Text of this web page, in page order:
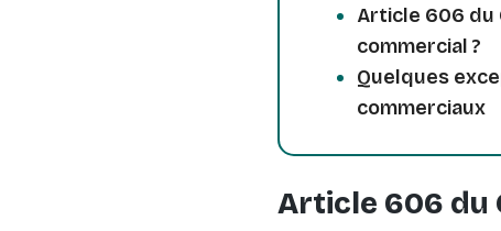
Article 606 du
commercial ?
Quelques
commerciaux
Article 606 du